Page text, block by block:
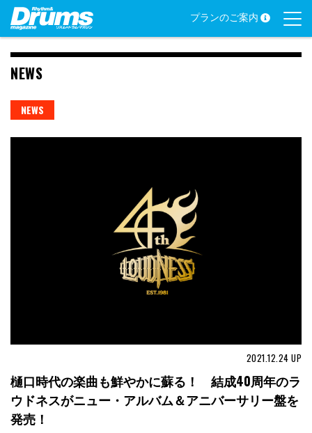
Skip
content
プランのご案内
NEWS
NEWS
2021.12.24 UP
樋口時代の楽曲も鮮やかに蘇る！ 結成40周年のラ
ウドネスがニュー・アルバム＆アニバーサリー盤を
発売！